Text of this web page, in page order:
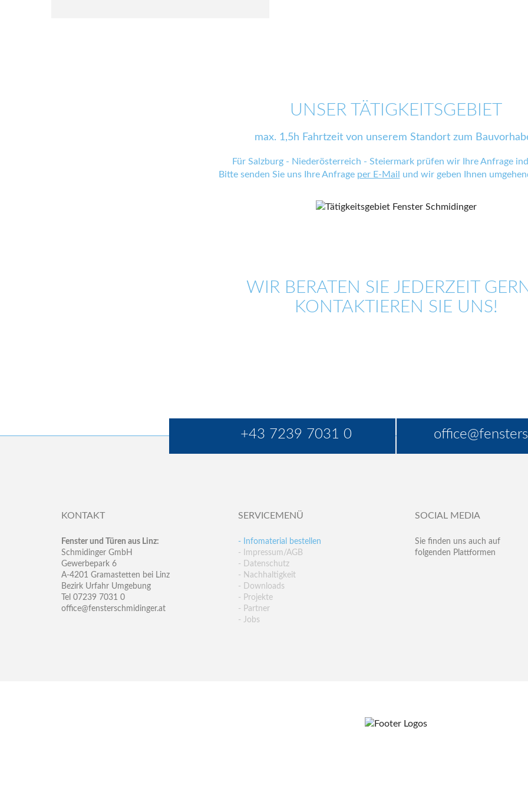
UNSER TÄTIGKEITSGEBIET
max. 1,5h Fahrtzeit von unserem Standort zum
Für Salzburg - Niederösterreich - Steiermark prüfen wir Ihre Anfrage
Bitte senden Sie uns Ihre Anfrage per E-Mail und wir geben Ihnen
WIR BERATEN SIE JEDERZEIT
KONTAKTIEREN SIE UNS!
+43 7239 7031 0
KONTAKT
Fenster und Türen aus Linz:
Schmidinger GmbH
Gewerbepark 6
A-4201 Gramastetten bei Linz
Bezirk Urfahr Umgebung
Tel 07239 7031 0
office@fensterschmidinger.at
SERVICEMENÜ
- Infomaterial bestellen
- Impressum/AGB
- Datenschutz
- Nachhaltigkeit
- Downloads
- Projekte
- Partner
- Jobs
SOCIAL MEDIA
Sie finden uns auch auf
folgenden Plattformen